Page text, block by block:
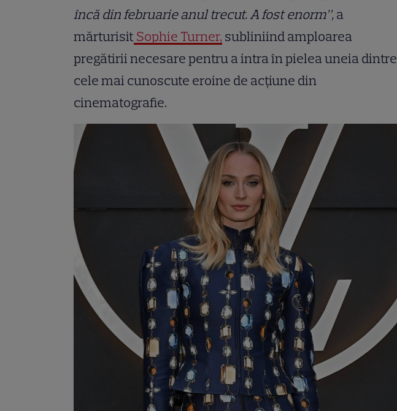
încă din februarie anul trecut. A fost enorm”,a
mărturisit Sophie Turner, subliniind amploarea
pregătirii necesare pentru a intra în pielea uneia dintre
cele mai cunoscute eroine de acțiune din
cinematografie.